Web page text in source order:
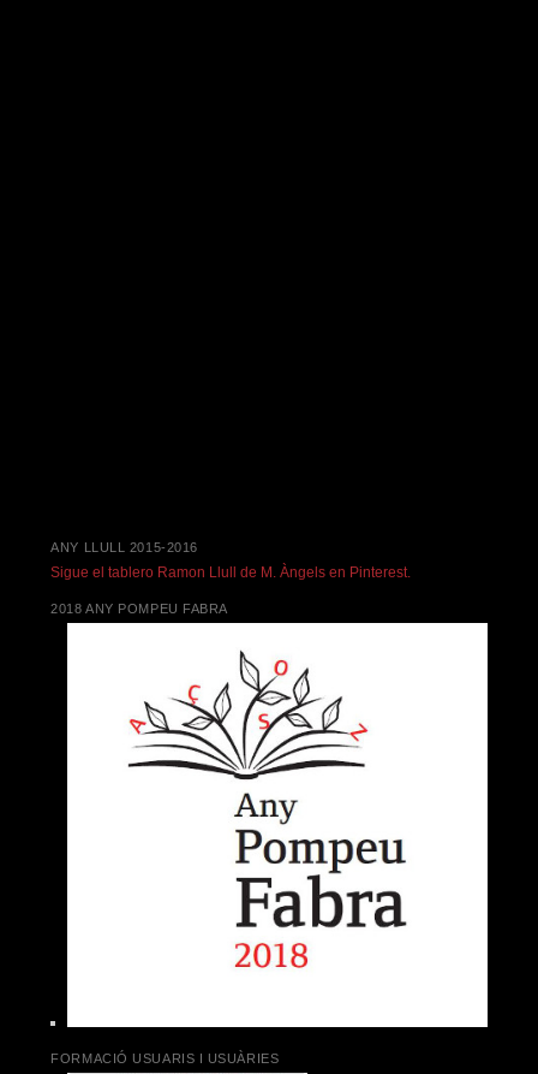
ANY LLULL 2015-2016
Sigue el tablero Ramon Llull de M. Àngels en Pinterest.
2018 ANY POMPEU FABRA
FORMACIÓ USUARIS I USUÀRIES